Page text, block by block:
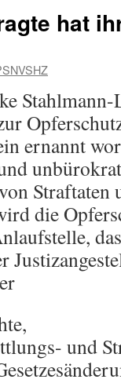
hat
ernannt
Straftaten
die
und